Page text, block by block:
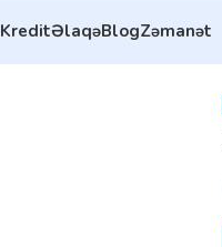
KreditƏlaqəBlogZəmanət